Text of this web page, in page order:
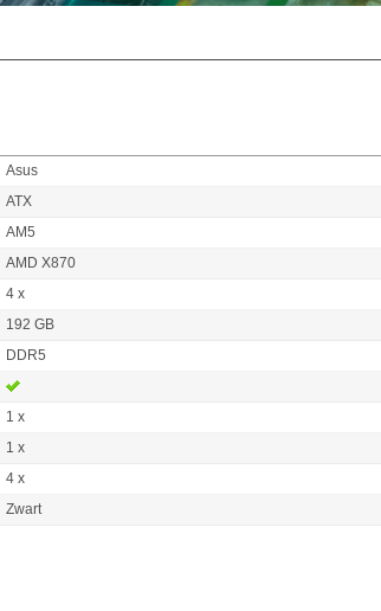
Asus
ATX
AM5
AMD X870
4 x
192 GB
DDR5
1 x
1 x
4 x
Zwart